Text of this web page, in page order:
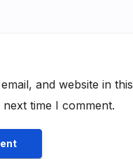
and website in this
time I comment.